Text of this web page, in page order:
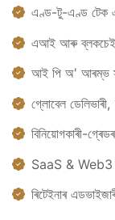
এণ্ড-টু-এণ্ড টেক
এআই আৰু
আই পি অ' আৰম্ভ
গ্লোবেল
বিনিয়োগকাৰী-
SaaS & Web3
ৰিটেইনাৰ